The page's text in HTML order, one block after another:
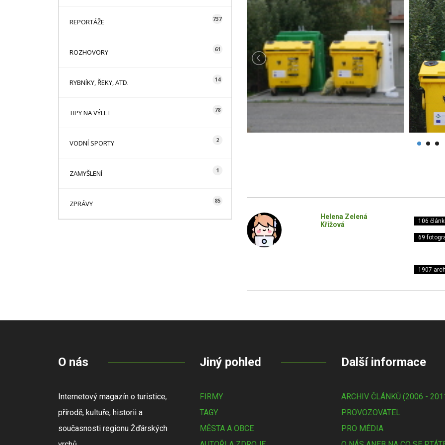
REPORTÁŽE 737
ROZHOVORY 61
RYBNÍKY, ŘEKY, ATD. 14
TIPY NA VÝLET 78
VODNÍ SPORTY 2
ZAMYŠLENÍ 1
ZPRÁVY 85
Helena Zelená
Křížová
106
69
1907
O nás
Internetový magazín o turistice,
přírodě, kultuře, historii a
současnosti regionu Žďárských
Jiný pohled
FIRMY
TAGY
MĚSTA A OBCE
Další informace
ARCHIV ČLÁNKŮ (2006 -
PROVOZOVATEL
PRO MÉDIA